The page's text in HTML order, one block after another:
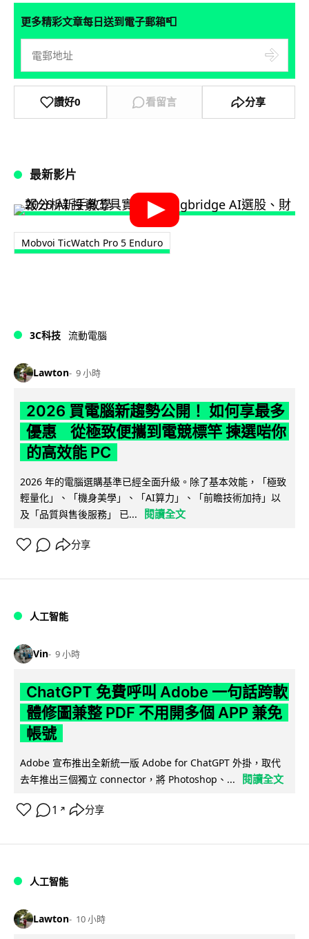
更多精彩文章每日送到電子郵箱📮
讚好0 看留言 分享
最新影片
Mobvoi TicWatch Pro 5 Enduro
3C科技 流動電腦
Lawton 9 小時
2026 買電腦新趨勢公開！ 如何享最多
優惠 從極致便攜到電競標竿 揀選啱你
的高效能 PC
2026 年的電腦選購基準已經全面升級。除了基本效能，「極致
輕量化」、「機身美學」、「AI算力」、「前瞻技術加持」以
及「品質與售後服務」 已...
閱讀全文
分享
人工智能
Vin 9 小時
ChatGPT 免費呼叫 Adobe 一句話跨軟
體修圖兼整 PDF 不用開多個 APP 兼免
帳號
Adobe 宣布推出全新統一版 Adobe for ChatGPT 外掛，取代
去年推出三個獨立 connector，將 Photoshop、...
閱讀全文
1 ↗ 分享
人工智能
Lawton 10 小時